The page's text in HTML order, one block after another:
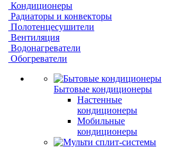
Кондиционеры
Радиаторы и конвекторы
Полотенцесушители
Вентиляция
Водонагреватели
Обогреватели
Бытовые кондиционеры
Настенные
кондиционеры
Мобильные
кондиционеры